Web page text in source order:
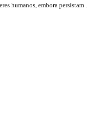
humanos, embora persistam